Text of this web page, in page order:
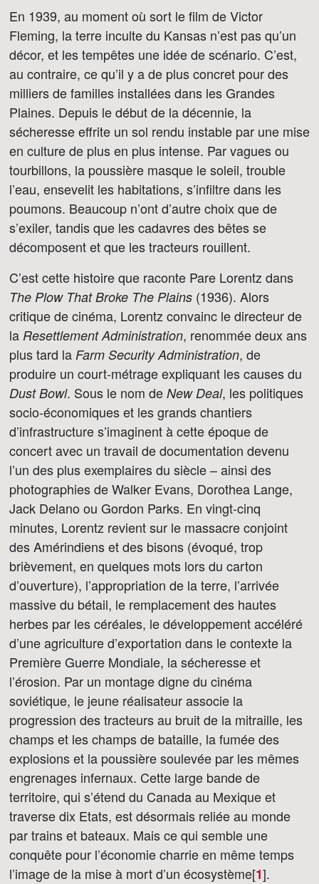
En 1939, au moment où sort le film de Victor
Fleming, la terre inculte du Kansas n’est pas qu’un
décor, et les tempêtes une idée de scénario. C’est,
au contraire, ce qu’il y a de plus concret pour des
milliers de familles installées dans les Grandes
Plaines. Depuis le début de la décennie, la
sécheresse effrite un sol rendu instable par une mise
en culture de plus en plus intense. Par vagues ou
tourbillons, la poussière masque le soleil, trouble
l’eau, ensevelit les habitations, s’infiltre dans les
poumons. Beaucoup n’ont d’autre choix que de
s’exiler, tandis que les cadavres des bêtes se
décomposent et que les tracteurs rouillent.
C’est cette histoire que raconte Pare Lorentz dans
The Plow That Broke The Plains (1936). Alors
critique de cinéma, Lorentz convainc le directeur de
la Resettlement Administration, renommée deux ans
plus tard la Farm Security Administration, de
produire un court-métrage expliquant les causes du
Dust Bowl. Sous le nom de New Deal, les politiques
socio-économiques et les grands chantiers
d’infrastructure s’imaginent à cette époque de
concert avec un travail de documentation devenu
l’un des plus exemplaires du siècle – ainsi des
photographies de Walker Evans, Dorothea Lange,
Jack Delano ou Gordon Parks. En vingt-cinq
minutes, Lorentz revient sur le massacre conjoint
des Amérindiens et des bisons (évoqué, trop
brièvement, en quelques mots lors du carton
d’ouverture), l’appropriation de la terre, l’arrivée
massive du bétail, le remplacement des hautes
herbes par les céréales, le développement accéléré
d’une agriculture d’exportation dans le contexte la
Première Guerre Mondiale, la sécheresse et
l’érosion. Par un montage digne du cinéma
soviétique, le jeune réalisateur associe la
progression des tracteurs au bruit de la mitraille, les
champs et les champs de bataille, la fumée des
explosions et la poussière soulevée par les mêmes
engrenages infernaux. Cette large bande de
territoire, qui s’étend du Canada au Mexique et
traverse dix Etats, est désormais reliée au monde
par trains et bateaux. Mais ce qui semble une
conquête pour l’économie charrie en même temps
l’image de la mise à mort d’un écosystème[1].